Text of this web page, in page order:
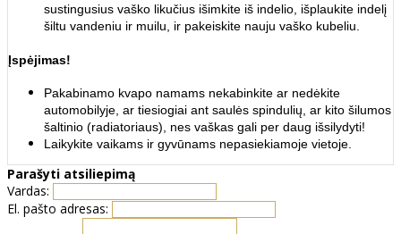
sustingusius vaško likučius išimkite iš indelio, išplaukite indelį
šiltu vandeniu ir muilu, ir pakeiskite nauju vaško kubeliu.
Įspėjimas!
Pakabinamo kvapo namams nekabinkite ar nedėkite
automobilyje, ar tiesiogiai ant saulės spindulių, ar kito šilumos
šaltinio (radiatoriaus), nes vaškas gali per daug išsilydyti!
Laikykite vaikams ir gyvūnams nepasiekiamoje vietoje.
Parašyti atsiliepimą
Vardas:
El. pašto adresas: